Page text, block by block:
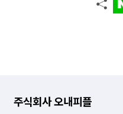
주식회사 오내피플